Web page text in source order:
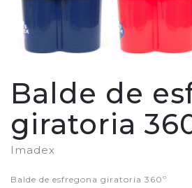
Balde de
giratoria
Imadex
Balde de esfregona giratoria 360º